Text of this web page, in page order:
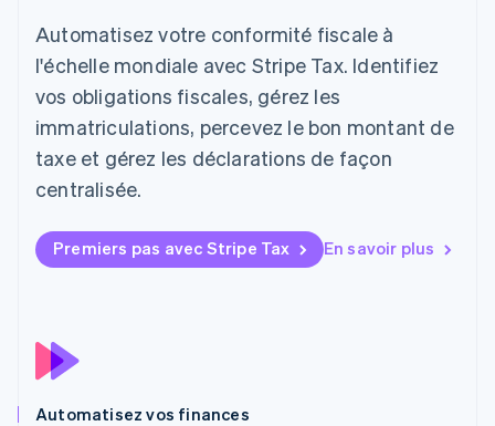
Automatisez votre conformité fiscale à
l'échelle mondiale avec Stripe Tax. Identifiez
vos obligations fiscales, gérez les
immatriculations, percevez le bon montant de
taxe et gérez les déclarations de façon
centralisée.
Premiers pas avec Stripe Tax En savoir plus
Automatisez vos finances
Malte
English
Mexique
EspañolEnglish
Norvège
English
Nouvelle-Zélande
English
Nederlands
Pologne
R.A.S. de Hong Kong, Chine
République tchèque